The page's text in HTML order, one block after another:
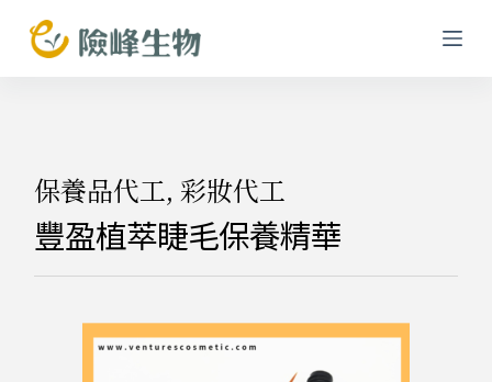
跳
至
保養品代工, 彩妝代工
豐盈植萃睫毛保養精華